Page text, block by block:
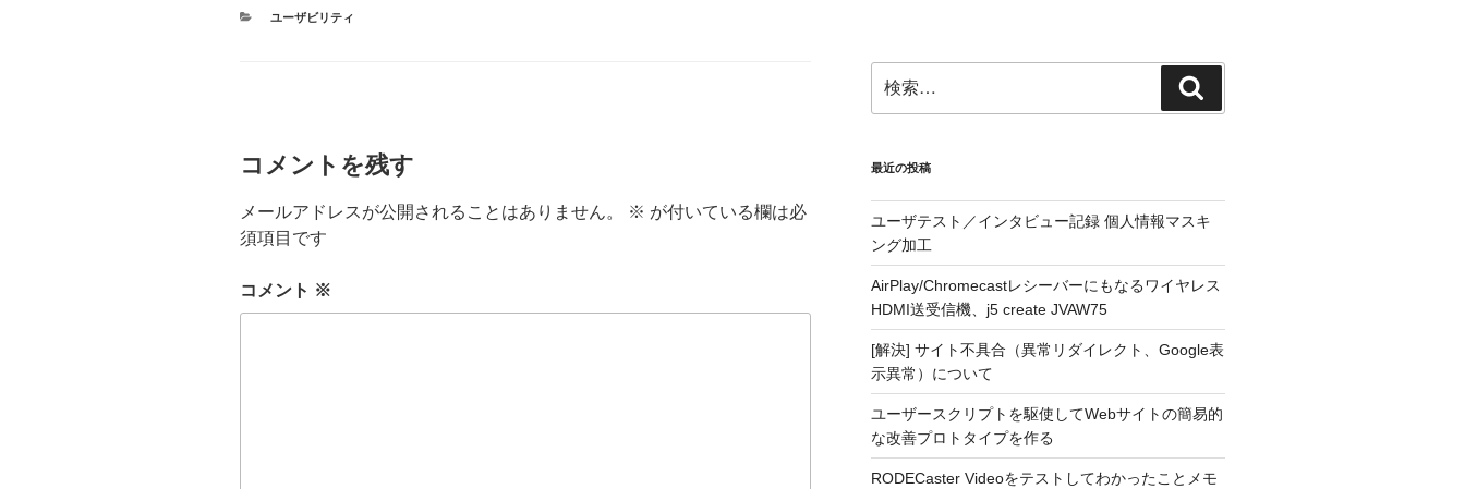
カ
ユーザビリティ
コメントを残す
メールアドレスが公開されることはありません。 ※ が付いている欄は必
須項目です
コメント ※
索:
索
最近の投稿
ユーザテスト／インタビュー記録 個人情報マスキ
ング加工
AirPlay/Chromecastレシーバーにもなるワイヤレス
HDMI送受信機、j5 create JVAW75
[解決] サイト不具合（異常リダイレクト、Google表
示異常）について
ユーザースクリプトを駆使してWebサイトの簡易的
な改善プロトタイプを作る
RODECaster Videoをテストしてわかったことメモ